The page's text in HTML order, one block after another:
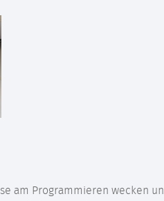
am Programmieren wecken